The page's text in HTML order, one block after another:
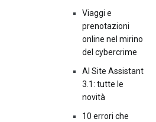
Viaggi e
prenotazioni
online nel mirino
del cybercrime
AI Site Assistant
3.1: tutte le
novità
10 errori che